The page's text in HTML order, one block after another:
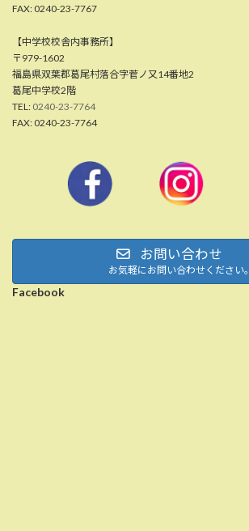
FAX: 0240-23-7767
【中学校校舎内事務所】
〒979-1602
福島県双葉郡葛尾村落合字菅ノ又14番地2
葛尾中学校2階
TEL: 0240-23-7764
FAX: 0240-23-7764
お問い合わせ
お気軽にお問い合わせください。
Facebook